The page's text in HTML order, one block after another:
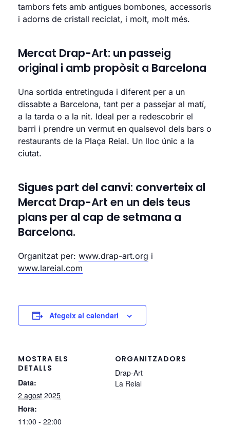
tambors fets amb antigues bombones, accessoris
i adorns de cristall reciclat, i molt, molt més.
Mercat Drap-Art: un passeig
original i amb propòsit a Barcelona
Una sortida entretinguda i diferent per a un
dissabte a Barcelona, tant per a passejar al matí,
a la tarda o a la nit. Ideal per a redescobrir el
barri i prendre un vermut en qualsevol dels bars o
restaurants de la Plaça Reial. Un lloc únic a la
ciutat.
Sigues part del canvi: converteix al
Mercat Drap-Art en un dels teus
plans per al cap de setmana a
Barcelona.
Organitzat per: www.drap-art.org i
www.lareial.com
Afegeix al calendari
MOSTRA ELS
DETALLS
Data:
2 agost 2025
Hora:
11:00 - 22:00
ORGANITZADORS
Drap-Art
La Reial